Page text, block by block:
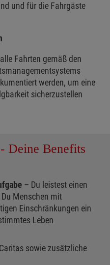
und für die Fahrgäste
Fahrten gemäß den
werden, um eine
sicherzustellen
Deine Benefits
– Du leistest einen
Menschen mit
Einschränkungen ein
Leben
sowie zusätzliche